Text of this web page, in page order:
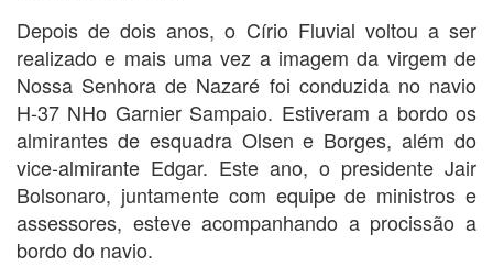
Depois de dois anos, o Círio Fluvial voltou a ser
realizado e mais uma vez a imagem da virgem de
Nossa Senhora de Nazaré foi conduzida no navio
H-37 NHo Garnier Sampaio. Estiveram a bordo os
almirantes de esquadra Olsen e Borges, além do
vice-almirante Edgar. Este ano, o presidente Jair
Bolsonaro, juntamente com equipe de ministros e
assessores, esteve acompanhando a procissão a
bordo do navio.